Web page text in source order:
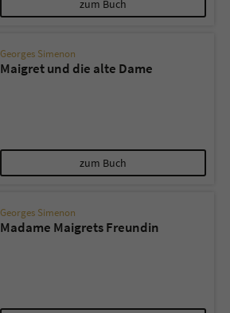
zum Buch
Georges Simenon
Maigret und die alte Dame
zum Buch
Georges Simenon
Madame Maigrets Freundin